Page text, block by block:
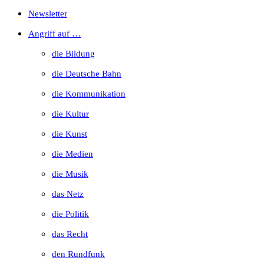
search
panel.
Newsletter
Angriff auf …
die Bildung
die Deutsche Bahn
die Kommunikation
die Kultur
die Kunst
die Medien
die Musik
das Netz
die Politik
das Recht
den Rundfunk